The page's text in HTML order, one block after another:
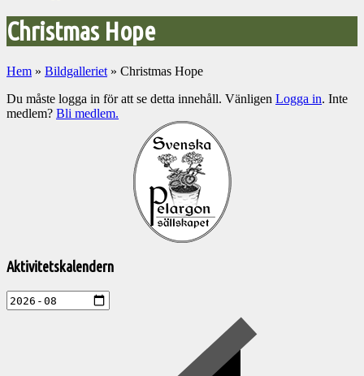
Christmas Hope
Hem » Bildgalleriet » Christmas Hope
Du måste logga in för att se detta innehåll. Vänligen Logga in. Inte
medlem? Bli medlem.
Pelargonsällskapets
Aktivitetskalendern